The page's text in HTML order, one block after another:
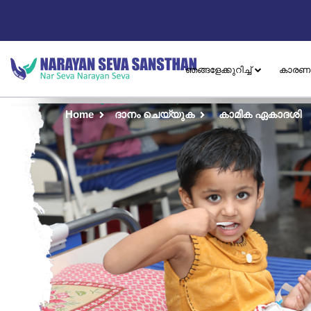
ഞങ്ങളേക്കുറിച്ച്
Home ദാനം ചെയ്യുക കാമിക ഏകാദശി